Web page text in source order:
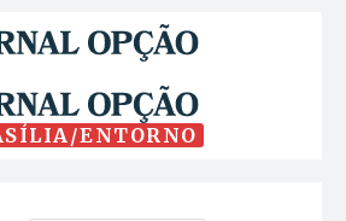
ENTORNO